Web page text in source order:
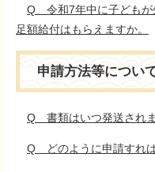
Q 令和7年中に子どもが
足額給付はもらえますか。
申請方法等につい
Q 書類はいつ発送されま
Q どのように申請すれば